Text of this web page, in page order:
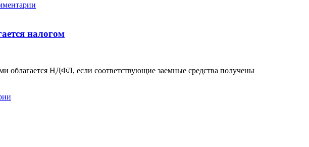
налогом
облагается НДФЛ, если соответствующие заемные средства получены